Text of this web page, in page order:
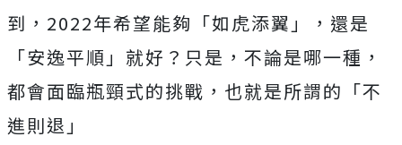
到，2022年希望能夠「如虎添翼」，還是
「安逸平順」就好？只是，不論是哪一種，
都會面臨瓶頸式的挑戰，也就是所謂的「不
進則退」